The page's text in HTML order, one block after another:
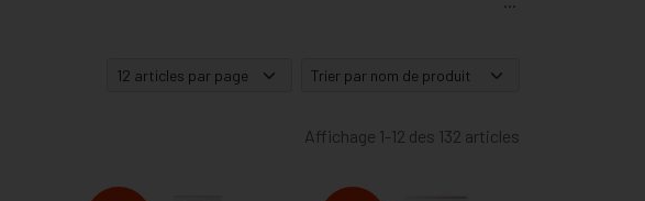
Affichage 1-12 des 132 articles